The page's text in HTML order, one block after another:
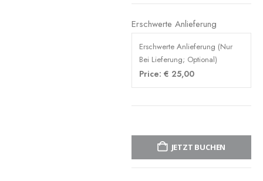
Erschwerte Anlieferung
Erschwerte Anlieferung (Nur
Bei Lieferung; Optional)
Price: € 25,00
JETZT BUCHEN